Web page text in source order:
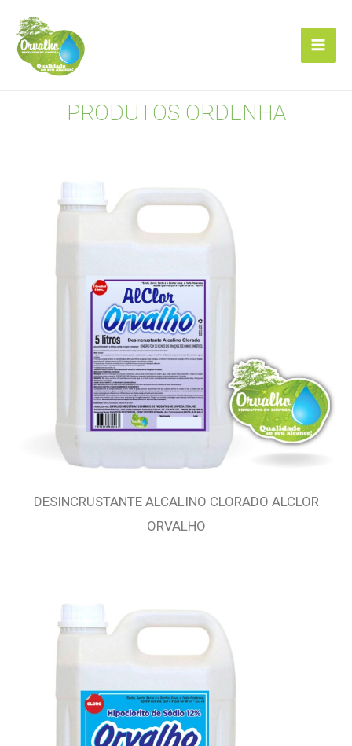
PRODUTOS ORDENHA
DESINCRUSTANTE ALCALINO CLORADO ALCLOR
ORVALHO